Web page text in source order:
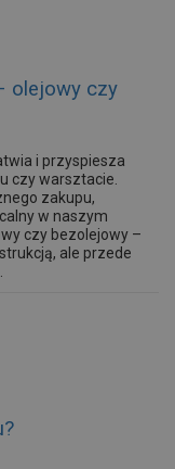
olejowy czy
i przyspiesza
czy warsztacie.
zakupu,
w naszym
czy bezolejowy –
ale przede